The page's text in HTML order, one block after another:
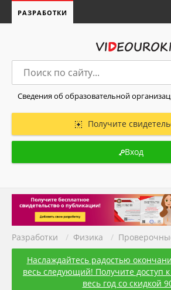
РАЗРАБОТКИ
Сведения об образовательной
Получите
Вход
Разработки / Физика /
Наслаждайтесь радостью
весь следующий! Получите доступ
весь год со скидкой